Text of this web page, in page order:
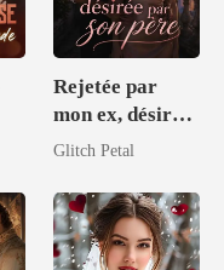
Rejetée par
mon ex, désirée
par son père
Glitch Petal